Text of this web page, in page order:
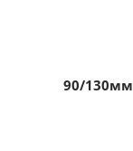
90/130мм